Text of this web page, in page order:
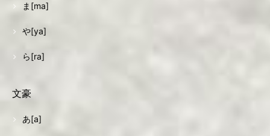
ま[ma]
や[ya]
ら[ra]
文豪
あ[a]